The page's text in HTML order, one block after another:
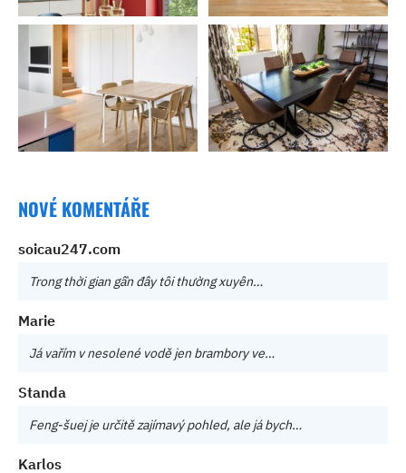
NOVÉ KOMENTÁŘE
soicau247.com
Trong thời gian gần đây tôi thường xuyên…
Marie
Já vařím v nesolené vodě jen brambory ve…
Standa
Feng-šuej je určitě zajímavý pohled, ale já bych…
Karlos